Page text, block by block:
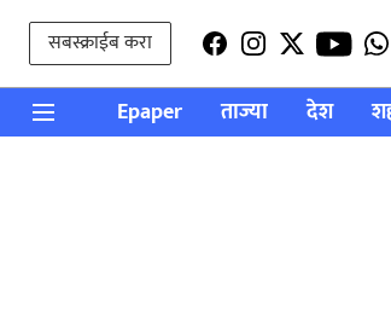
सबस्क्राईब करा
Epaper ताज्या देश